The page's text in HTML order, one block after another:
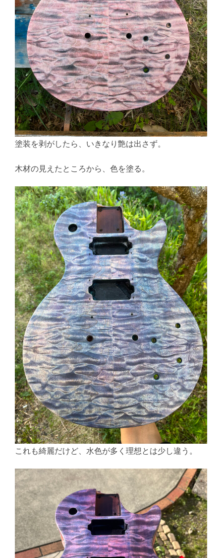
塗装を剥がしたら、いきなり艶は出さず。
木材の見えたところから、色を塗る。
これも綺麗だけど、水色が多く理想とは少し違う。